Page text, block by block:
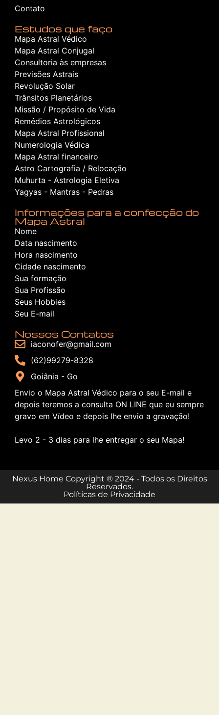
Contato
Estudos que faço
Mapa Astral Védico
Mapa Astral Conjugal
Consultoria às empresas
Previsões Astrais
Revolução Solar
Trânsitos Planetários
Missão / Propósito de Vida
Remédios Astrológicos
Mapa Astral Profissional
Numerologia Védica
Mapa Astral financeiro
Astro Cartografia / Relocação
Muhurta - Astrologia Eletiva
Yagyas - Mantras - Pedras
Informações para a confecção do
Mapa Astral
Nome
Data nascimento
Hora nascimento
Cidade nascimento
Sua formação
Sua Profissão
Seus Hobbies
Seu E-mail
Nossos Contatos
iaconofer@gmail.com
(62)99279-8328
Goiânia - Go
Envio o Mapa Astral Védico para o seu E-mail e
depois teremos a consulta ON LINE que eu sempre
gravo em Vídeo e depois lhe envio a gravação!
Levo 2 - 3 dias para lhe entregar o seu Mapa!
Nexus Home Copyright ® 2024 - Todos os Direitos
Reservados.
Políticas de Privacidade